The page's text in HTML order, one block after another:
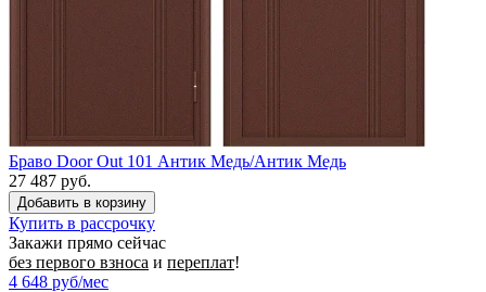
Браво Door Out 101 Антик Медь/Антик Медь
27 487 руб.
Купить в рассрочку
Закажи прямо сейчас
без первого взноса и переплат!
4 648 руб/мес